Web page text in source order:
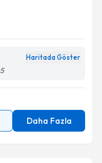
Daha Fazla